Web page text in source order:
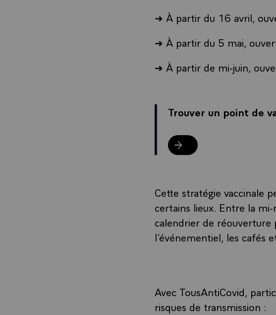
➜ À partir du 16 avril,
➜ À partir du 5 mai,
➜ À partir de mi-juin,
Trouver un point de
Trouver un point de
Cette stratégie vaccinale
certains lieux. Entre la
calendrier de réouverture
l’événementiel, les cafés
Avec TousAntiCovid,
risques de transmission :